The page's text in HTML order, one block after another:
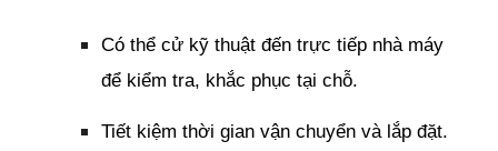
Có thể cử kỹ thuật đến trực tiếp nhà máy
để kiểm tra, khắc phục tại chỗ.
Tiết kiệm thời gian vận chuyển và lắp đặt.